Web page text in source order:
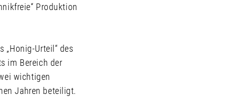
Produktion
„Honig-Urteil“ des
im Bereich der
wichtigen
Jahren beteiligt.